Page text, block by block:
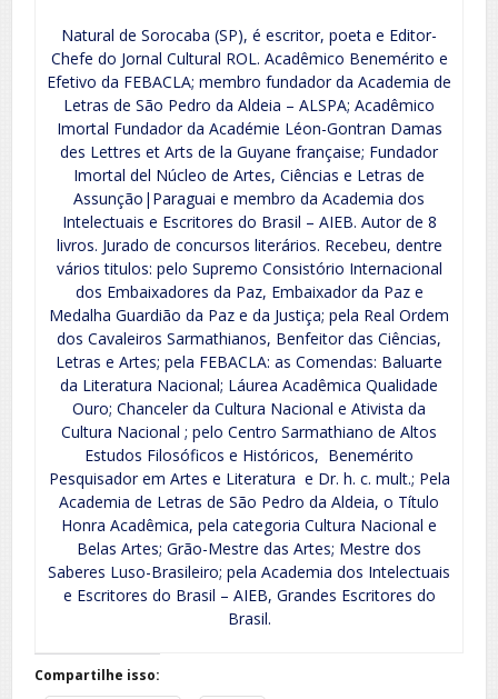
Natural de Sorocaba (SP), é escritor, poeta e Editor-
Chefe do Jornal Cultural ROL. Acadêmico Benemérito e
Efetivo da FEBACLA; membro fundador da Academia de
Letras de São Pedro da Aldeia – ALSPA; Acadêmico
Imortal Fundador da Académie Léon-Gontran Damas
des Lettres et Arts de la Guyane française; Fundador
Imortal del Núcleo de Artes, Ciências e Letras de
Assunção|Paraguai e membro da Academia dos
Intelectuais e Escritores do Brasil – AIEB. Autor de 8
livros. Jurado de concursos literários. Recebeu, dentre
vários titulos: pelo Supremo Consistório Internacional
dos Embaixadores da Paz, Embaixador da Paz e
Medalha Guardião da Paz e da Justiça; pela Real Ordem
dos Cavaleiros Sarmathianos, Benfeitor das Ciências,
Letras e Artes; pela FEBACLA: as Comendas: Baluarte
da Literatura Nacional; Láurea Acadêmica Qualidade
Ouro; Chanceler da Cultura Nacional e Ativista da
Cultura Nacional ; pelo Centro Sarmathiano de Altos
Estudos Filosóficos e Históricos, Benemérito
Pesquisador em Artes e Literatura e Dr. h. c. mult.; Pela
Academia de Letras de São Pedro da Aldeia, o Título
Honra Acadêmica, pela categoria Cultura Nacional e
Belas Artes; Grão-Mestre das Artes; Mestre dos
Saberes Luso-Brasileiro; pela Academia dos Intelectuais
e Escritores do Brasil – AIEB, Grandes Escritores do
Brasil.
Compartilhe isso: